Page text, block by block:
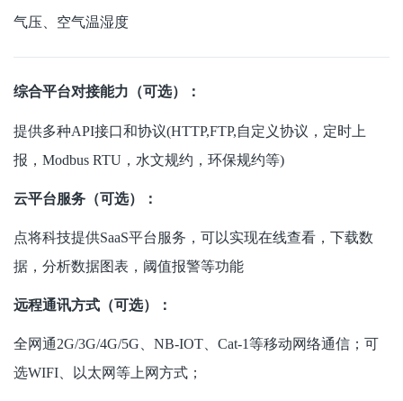
气压、空气温湿度
综合平台对接能力（可选）：
提供多种API接口和协议(HTTP,FTP,自定义协议，定时上
报，Modbus RTU，水文规约，环保规约等)
云平台服务（可选）：
点将科技提供SaaS平台服务，可以实现在线查看，下载数
据，分析数据图表，阈值报警等功能
远程通讯方式（可选）：
全网通2G/3G/4G/5G、NB-IOT、Cat-1等移动网络通信；可
选WIFI、以太网等上网方式；